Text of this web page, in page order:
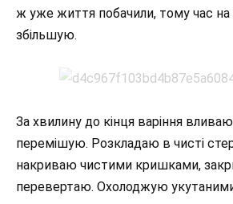
ж уже життя побачили, тому час на
збільшую.
За хвилину до кінця варіння
перемішую. Розкладаю в чисті
накриваю чистими кришками,
перевертаю. Охолоджую